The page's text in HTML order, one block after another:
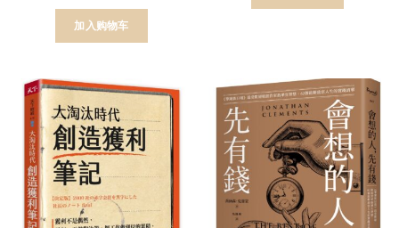
加入购物车